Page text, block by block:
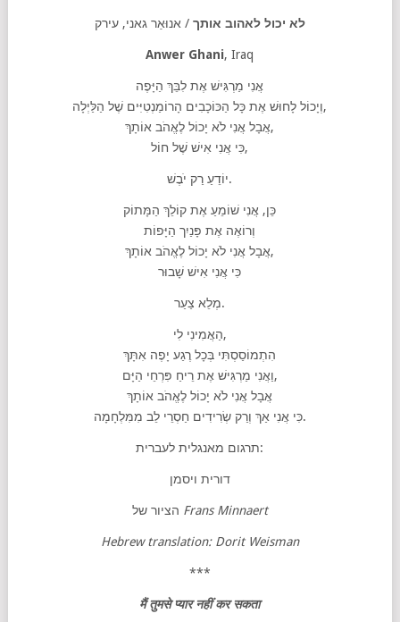
לא יכול לאהוב אותך / אנוּאַר גאני, עירק
Anwer Ghani, Iraq
אֲנִי מַרְגִּישׁ אֶת לִבֵּךְ הַיָּפֶה
וְיָכוֹל לָחוּשׁ אֶת כָּל הַכּוֹכָבִים הָרוֹמַנְטִיִּים שֶׁל הַלַּיְלָה,
אֲבָל אֲנִי לֹא יָכוֹל לֶאֱהֹב אוֹתָךְ,
כִּי אֲנִי אִישׁ שֶׁל חוֹל,
יוֹדֵעַ רַק יֹבֶשׁ.
כֵּן, אֲנִי שׁוֹמֵעַ אֶת קוֹלֵךְ הַמָּתוֹק
וְרוֹאֶה אֶת פָּנַיִך הַיָּפוֹת
אֲבָל אֲנִי לֹא יָכוֹל לֶאֱהֹב אוֹתָךְ,
כִּי אֲנִי אִישׁ שָׁבוּר
מְלֵא צַעַר.
הַאֲמִינִי לִי,
הִתְמוֹסַסְתִּי בְּכָל רֶגַע יָפֶה אִתָּךְ
וַאֲנִי מַרְגִּישׁ אֶת רֵיחַ פִּרְחֵי הַיָּם,
אֲבָל אֲנִי לֹא יָכוֹל לֶאֱהֹב אוֹתָךְ
כִּי אֲנִי אַךְ וְרַק שְׂרִידִים חַסְרֵי לֵב מִמִּלְחָמָה.
תרגום מאנגלית לעברית:
דורית ויסמן
Frans Minnaert
Hebrew translation: Dorit Weisman
***
मैं तुमसे प्यार नहीं कर सकता